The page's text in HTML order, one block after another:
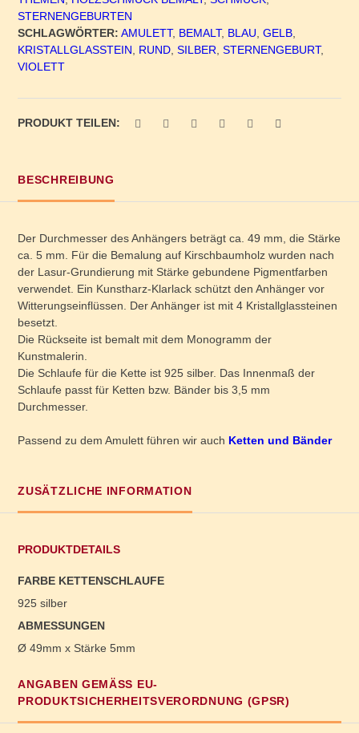
Menge
STERNENGEBURTEN
SCHLAGWÖRTER: AMULETT, BEMALT, BLAU,GELB,
KRISTALLGLASSTEIN, RUND,SILBER,STERNENGEBURT,
VIOLETT
PRODUKT TEILEN:
BESCHREIBUNG
Der Durchmesser des Anhängers beträgt ca. 49 mm, die Stärke
ca. 5 mm. Für die Bemalung auf Kirschbaumholz wurden nach
der Lasur-Grundierung mit Stärke gebundene Pigmentfarben
verwendet. Ein Kunstharz-Klarlack schützt den Anhänger vor
Witterungseinflüssen. Der Anhänger ist mit 4 Kristallglassteinen
besetzt.
Die Rückseite ist bemalt mit dem Monogramm der
Kunstmalerin.
Die Schlaufe für die Kette ist 925 silber. Das Innenmaß der
Schlaufe passt für Ketten bzw. Bänder bis 3,5 mm
Durchmesser.
Passend zu dem Amulett führen wir auch Ketten und Bänder
ZUSÄTZLICHE INFORMATION
PRODUKTDETAILS
FARBE KETTENSCHLAUFE
925 silber
ABMESSUNGEN
Ø 49mm x Stärke 5mm
ANGABEN GEMÄSS EU-P
RODUKTSICHERHEITSVERORDNUNG (GPSR)